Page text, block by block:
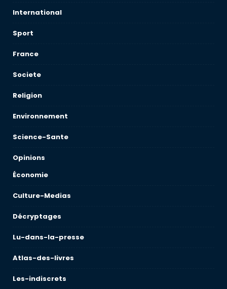
International
Sport
France
Societe
Religion
Environnement
Science-Sante
Opinions
Économie
Culture-Medias
Décryptages
Lu-dans-la-presse
Atlas-des-livres
Les-indiscrets